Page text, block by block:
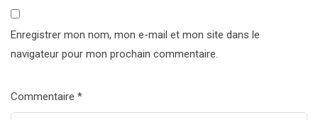
Enregistrer mon nom, mon e-mail et mon site dans le
navigateur pour mon prochain commentaire.
Commentaire *